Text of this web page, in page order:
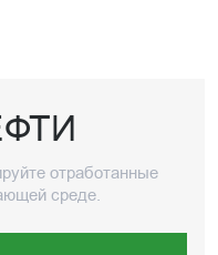
отработанные
среде.